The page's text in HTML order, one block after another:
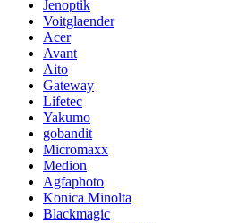
Jenoptik
Voitglaender
Acer
Avant
Aito
Gateway
Lifetec
Yakumo
gobandit
Micromaxx
Medion
Agfaphoto
Konica Minolta
Blackmagic